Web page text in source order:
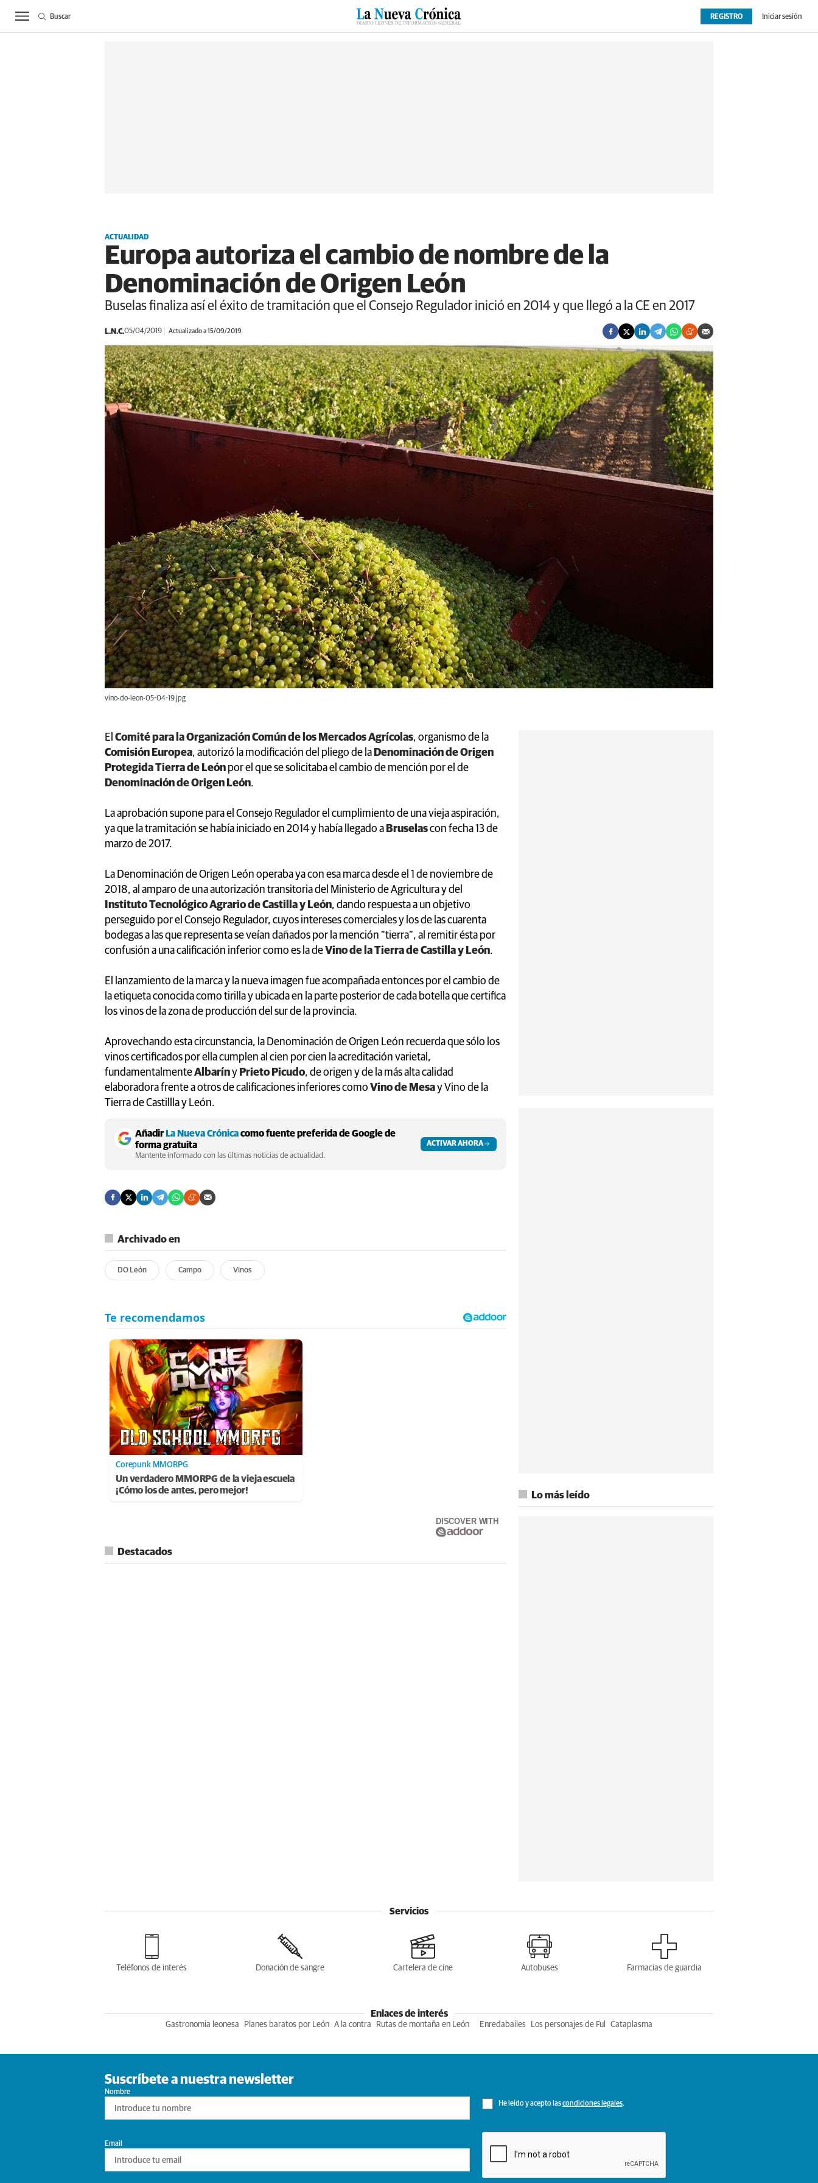
ACTUALIDAD BIERZO SUCESOS CULTURAS ESPECIALES DEPORTES OPINIÓN EXTRAS
REGISTRO Iniciar sesión
Buscar
ACTUALIDAD
Europa autoriza el cambio de nombre de la
Denominación de Origen León
Buselas finaliza así el éxito de tramitación que el Consejo Regulador inició en 2014 y que llegó a la CE en 2017
L.N.C.05/04/2019 Actualizado a 15/09/2019
vino-do-leon-05-04-19.jpg
El Comité para la Organización Común de los Mercados Agrícolas, organismo de la
Comisión Europea, autorizó la modificación del pliego de la Denominación de Origen
Protegida Tierra de León por el que se solicitaba el cambio de mención por el de
Denominación de Origen León.
La aprobación supone para el Consejo Regulador el cumplimiento de una vieja aspiración,
ya que la tramitación se había iniciado en 2014 y había llegado a Bruselascon fecha 13 de
marzo de 2017.
La Denominación de Origen León operaba ya con esa marca desde el 1 de noviembre de
2018, al amparo de una autorización transitoria del Ministerio de Agricultura y del
Instituto Tecnológico Agrario de Castilla y León, dando respuesta a un objetivo
perseguido por el Consejo Regulador, cuyos intereses comerciales y los de las cuarenta
bodegas a las que representa se veían dañados por la mención “tierra”, al remitir ésta por
confusión a una calificación inferior como es la deVino de la Tierra de Castilla y León.
El lanzamiento de la marca y la nueva imagen fue acompañada entonces por el cambio de
la etiqueta conocida como tirilla y ubicada en la parte posterior de cada botella que certifica
los vinos de la zona de producción del sur de la provincia.
Aprovechando esta circunstancia, la Denominación de Origen León recuerda que sólo los
vinos certificados por ella cumplen al cien por cien la acreditación varietal,
fundamentalmenteAlbaríny Prieto Picudo, de origen y de la más alta calidad
elaboradora frente a otros de calificaciones inferiores como Vino de Mesay Vino de la
Tierra de Castillla y León.
AñadirLa Nueva Crónicacomo fuente preferida de Google de
forma gratuita
Mantente informado con las últimas noticias de actualidad.
ACTIVAR AHORA
Archivado en
DO León Campo Vinos
Corepunk MMORPG
Un verdadero MMORPG de la vieja escuela
¡Cómo los de antes, pero mejor!
DISCOVER WITH
Destacados
Lo más leído
Servicios
Teléfonos de interés Donación de sangre Cartelera de cine Autobuses Farmacias de guardia
Enlaces de interés
Gastronomia leonesa Planes baratos por León A la contra Rutas de montaña en León Enredabailes Los personajes de Ful Cataplasma
Suscríbete a nuestra newsletter
Nombre
He leído y acepto lascondiciones legales.
Email